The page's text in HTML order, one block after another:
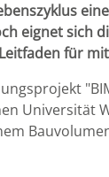
eignet sich
für
Universität